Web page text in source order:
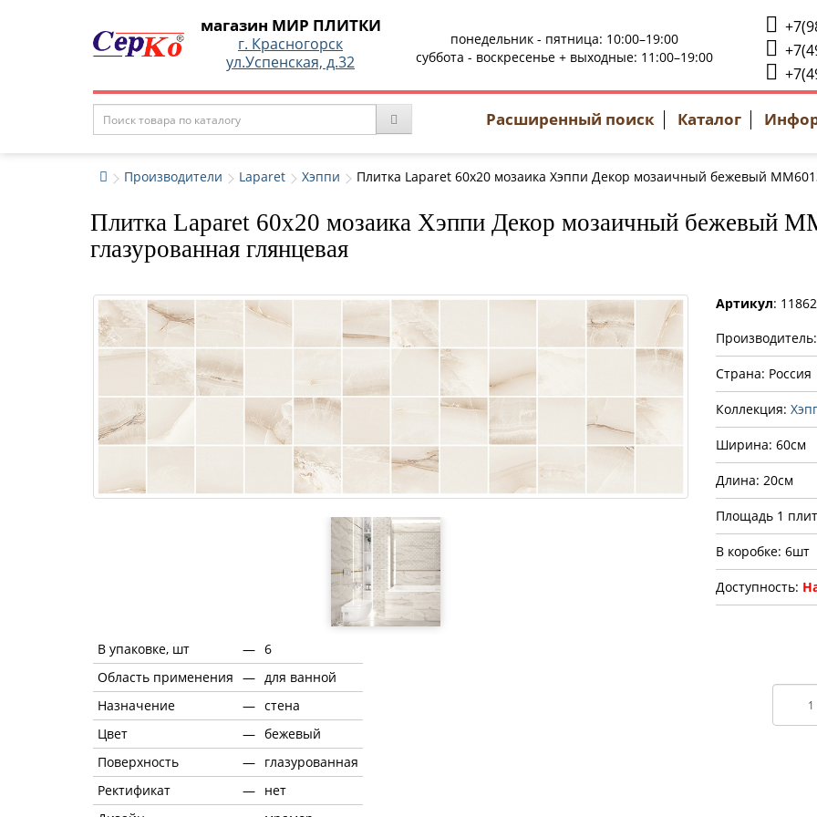
магазин МИР ПЛИТКИ
г. Красногорск
ул.Успенская, д.32
понедельник - пятница: 10:00–19:00
суббота - воскресенье + выходные: 11:00–19:00
Расширенный поиск Каталог
Производители Laparet Хэппи Плитка Laparet 60x20 мозаика Хэппи Декор мозаичный бежевый
Плитка Laparet 60x20 мозаика Хэппи Декор мозаичный бежевый
глазурованная глянцевая
В упаковке, шт — 6
Область применения — для ванной
Назначение
— стена
Цвет
— бежевый
Поверхность
— глазурованная
Ректификат
— нет
Артикул:
Страна: Россия
Коллекция:
Ширина: 60см
Длина: 20см
Площадь 1
В коробке: 6шт
Доступность: